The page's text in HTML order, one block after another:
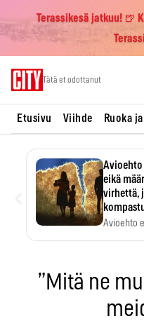
Terassikesä jatkuu! 🍺
Tätä et odottanut
Etusivu Viihde Ruoka
Avioehto
eikä
virhettä,
Avioehto
”Mitä ne